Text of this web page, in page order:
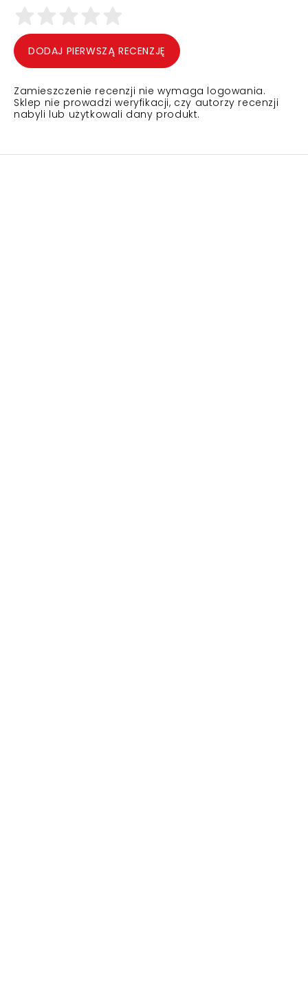
DODAJ PIERWSZĄ RECENZJĘ
Zamieszczenie recenzji nie wymaga logowania.
Sklep nie prowadzi weryfikacji, czy autorzy recenzji
nabyli lub użytkowali dany produkt.